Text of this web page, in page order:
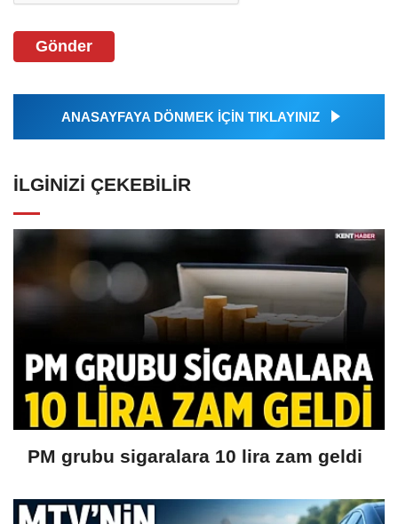
Gönder
ANASAYFAYA DÖNMEK İÇİN TIKLAYINIZ
İLGINIZI ÇEKEBILIR
PM grubu sigaralara 10 lira zam geldi